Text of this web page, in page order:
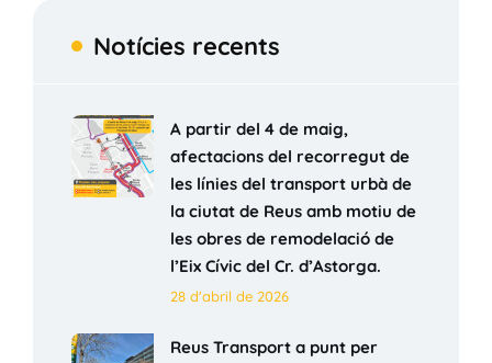
Notícies recents
A partir del 4 de maig,
afectacions del recorregut de
les línies del transport urbà de
la ciutat de Reus amb motiu de
les obres de remodelació de
l’Eix Cívic del Cr. d’Astorga.
28 d'abril de 2026
Reus Transport a punt per